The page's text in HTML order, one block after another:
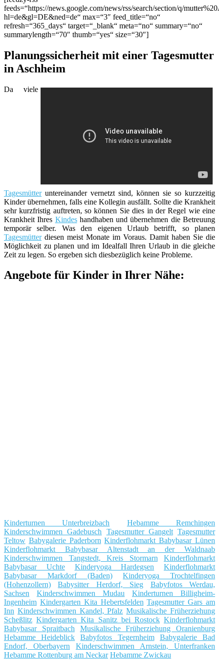
feeds=“https://news.google.com/news/rss/search/section/q/
hl=de&gl=DE&ned=de“ max=“3″ feed_title=“no“
refresh=“365_days“ target=“_blank“ meta=“no“ summary=“no“
summarylength=“70″ thumb=“yes“ size=“30″]
Planungssicherheit mit einer Tagesmutter
in Aschheim
Da viele
Tagesmütteruntereinander vernetzt sind, können sie so kurzzeitig
Kinder übernehmen, falls eine Kollegin ausfällt. Sollte die Krankheit
sehr kurzfristig auftreten, so können Sie dies in der Regel wie eine
Krankheit Ihres Kindeshandhaben und übernehmen die Betreuung
temporär selber. Was den eigenen Urlaub betrifft, so planen
Tagesmütterdiesen meist Monate im Voraus. Damit haben Sie die
Möglichkeit zu planen und im Idealfall Ihren Urlaub in die gleiche
Zeit zu legen. So ergeben sich diesbezüglich keine Probleme.
Angebote für Kinder in Ihrer Nähe:
Kinderturnen Unterbreizbach
Hebamme Remchingen
Kinderschwimmen Gadebusch
Tagesmutter Gangelt Tagesmutter
Teltow Babygalerie Paderborn Kinderflohmarkt Babybasar Lünen
Kinderflohmarkt Babybasar Altenstadt an der Waldnaab
Kinderschwimmen Tangstedt, Kreis Stormarn
Kinderflohmarkt
Babybasar Uchte
Kinderyoga Hardegsen
Kinderflohmarkt
Babybasar Markdorf (Baden)
Kinderyoga Trochtelfingen
(Hohenzollern)
Babysitter Herdorf, Sieg
Babyfotos Werdau,
Sachsen
Kinderschwimmen Mudau
Kinderturnen Billigheim-
Ingenheim Kindergarten Kita Hebertsfelden Tagesmutter Gars am
Inn Kinderschwimmen Kandel, Pfalz Musikalische Früherziehung
Scheßlitz Kindergarten Kita Sanitz bei Rostock Kinderflohmarkt
Babybasar Spraitbach
Musikalische Früherziehung Oranienburg
Hebamme Heideblick
Babyfotos Tegernheim
Babygalerie Bad
Endorf, Oberbayern
Kinderschwimmen Arnstein, Unterfranken
Hebamme Rottenburg am Neckar Hebamme Zwickau